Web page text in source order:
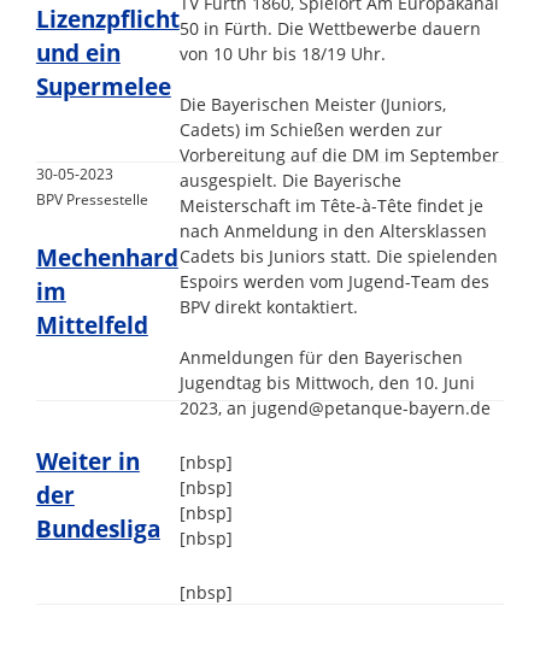
50 in Fürth. Die Wettbewerbe dauern
von 10 Uhr bis 18/19 Uhr.
Die Bayerischen Meister (Juniors,
Cadets) im Schießen werden zur
Vorbereitung auf die DM im September
ausgespielt. Die Bayerische
Meisterschaft im Tête-à-Tête findet je
nach Anmeldung in den Altersklassen
Cadets bis Juniors statt. Die spielenden
Espoirs werden vom Jugend-Team des
BPV direkt kontaktiert.
Anmeldungen für den Bayerischen
Jugendtag bis Mittwoch, den 10. Juni
2023, an jugend@petanque-bayern.de
[nbsp]
[nbsp]
[nbsp]
[nbsp]
[nbsp]
Lizenzpflicht
und ein
Supermelee
30-05-2023
BPV Pressestelle
Mechenhard
im
Mittelfeld
Weiter in
der
Bundesliga